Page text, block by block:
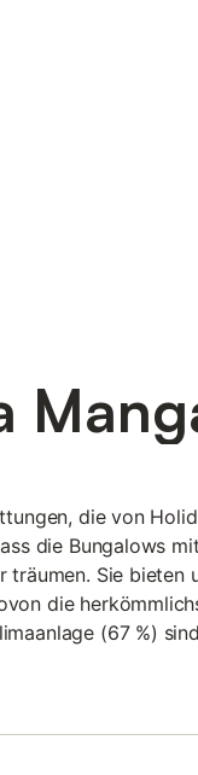
die von
die Bungalows
träumen. Sie bieten
die
(67 %)